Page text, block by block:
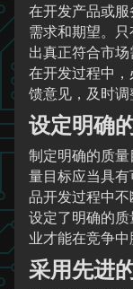
在开发产品或
需求和期望。
出真正符合市
在开发过程中
馈意见，及时调
设定明确
制定明确的质
量目标应当具
品开发过程中
设定了明确的
业才能在竞争中
采用先进